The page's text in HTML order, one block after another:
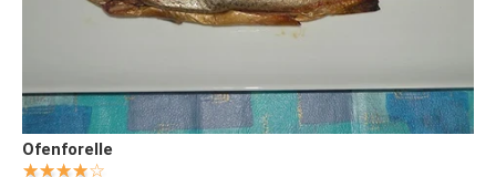
Ofenforelle